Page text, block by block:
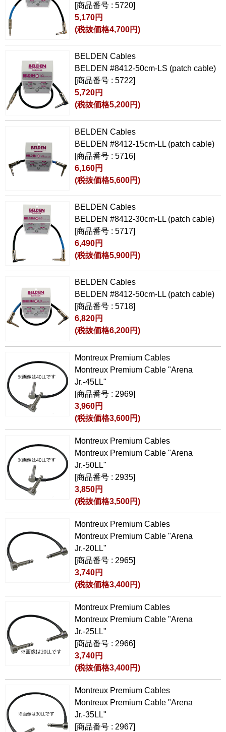
[商品番号 : 5720]
5,170円
(税抜価格4,700円)
BELDEN Cables
BELDEN #8412-50cm-LS (patch cable)
[商品番号 : 5722]
5,720円
(税抜価格5,200円)
BELDEN Cables
BELDEN #8412-15cm-LL (patch cable)
[商品番号 : 5716]
6,160円
(税抜価格5,600円)
BELDEN Cables
BELDEN #8412-30cm-LL (patch cable)
[商品番号 : 5717]
6,490円
(税抜価格5,900円)
BELDEN Cables
BELDEN #8412-50cm-LL (patch cable)
[商品番号 : 5718]
6,820円
(税抜価格6,200円)
Montreux Premium Cables
Montreux Premium Cable "Arena
Jr.-45LL"
[商品番号 : 2969]
3,960円
(税抜価格3,600円)
Montreux Premium Cables
Montreux Premium Cable "Arena
Jr.-50LL"
[商品番号 : 2935]
3,850円
(税抜価格3,500円)
Montreux Premium Cables
Montreux Premium Cable "Arena
Jr.-20LL"
[商品番号 : 2965]
3,740円
(税抜価格3,400円)
Montreux Premium Cables
Montreux Premium Cable "Arena
Jr.-25LL"
[商品番号 : 2966]
3,740円
(税抜価格3,400円)
Montreux Premium Cables
Montreux Premium Cable "Arena
Jr.-35LL"
[商品番号 : 2967]